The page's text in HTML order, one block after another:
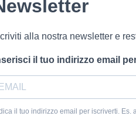
alla nostra newsletter e
il tuo indirizzo email
il tuo indirizzo email per iscriverti. Es.